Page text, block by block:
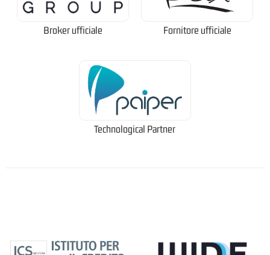
Broker ufficiale Fornitore ufficiale
Technological Partner